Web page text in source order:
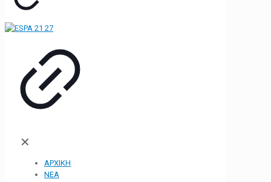
✕
ΑΡΧΙΚΗ
ΝΕΑ